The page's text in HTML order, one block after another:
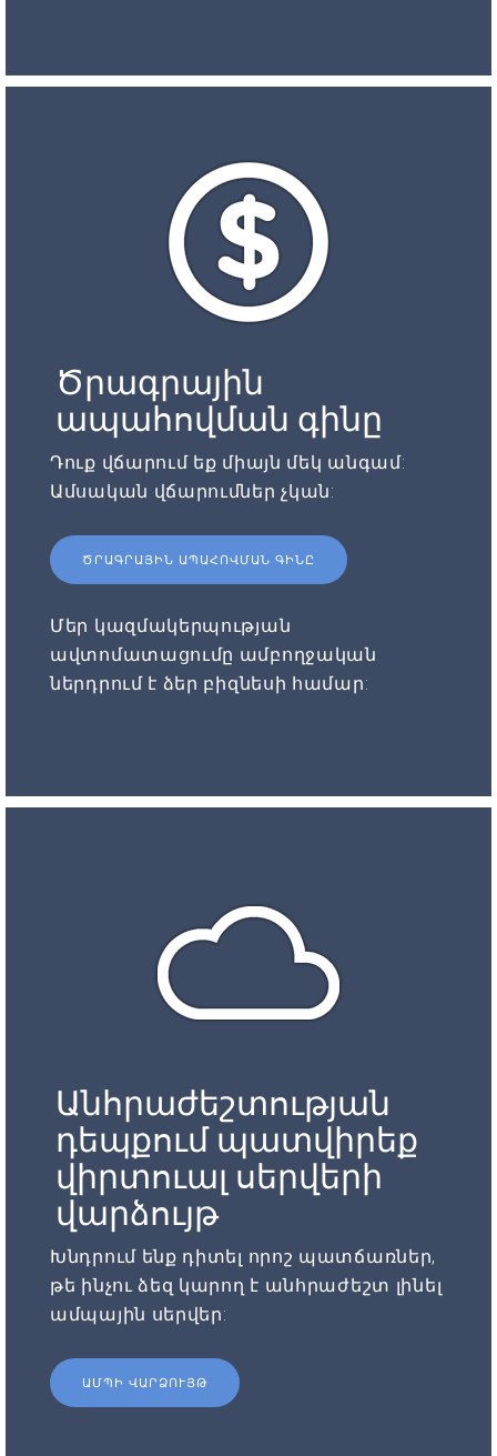
Ծրագրային
ապահովման գինը
Դուք վճարում եք միայն մեկ անգամ:
Ամսական վճարումներ չկան:
ԾՐԱԳՐԱՅԻՆ ԱՊԱՀՈՎՄԱՆ ԳԻՆԸ
Մեր կազմակերպության
ավտոմատացումը ամբողջական
ներդրում է ձեր բիզնեսի համար:
Անհրաժեշտության
դեպքում պատվիրեք
վիրտուալ սերվերի
վարձույթ
Խնդրում ենք դիտել որոշ պատճառներ,
թե ինչու ձեզ կարող է անհրաժեշտ լինել
ամպային սերվեր:
ԱՄՊԻ ՎԱՐՁՈՒՅԹ